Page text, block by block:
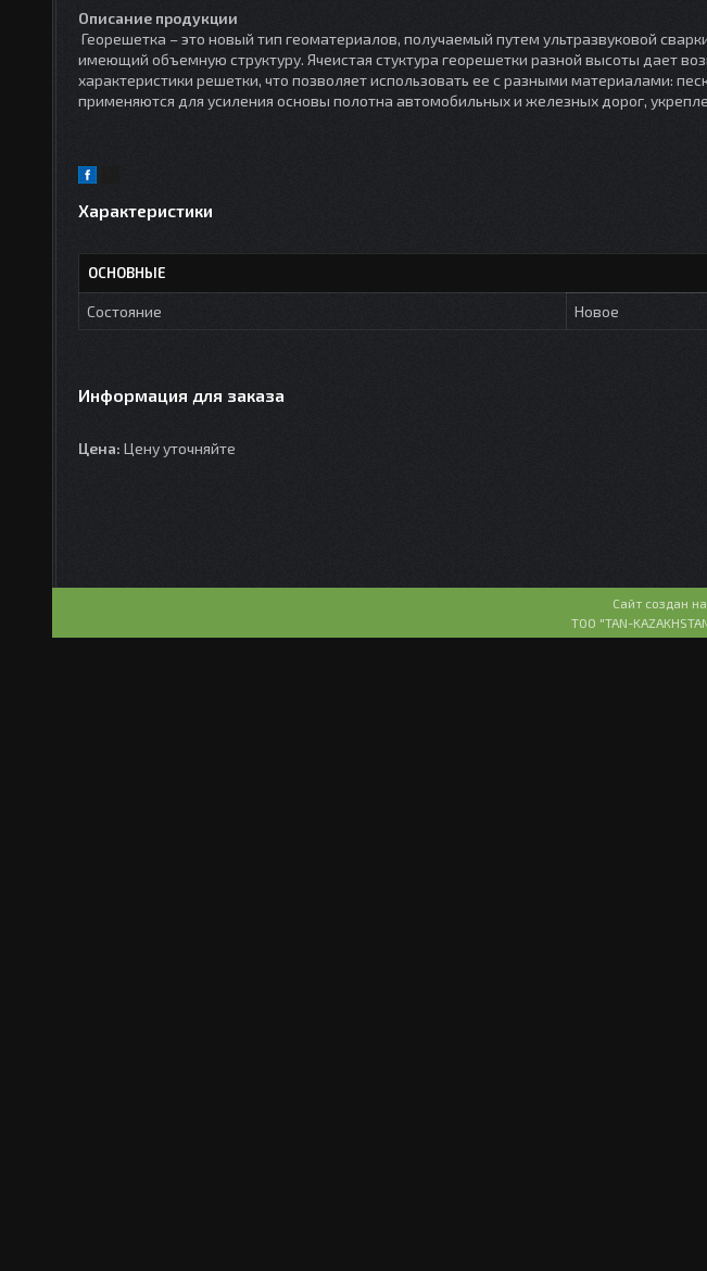
Описание продукции
Георешетка – это новый тип геоматериалов, получаемый путем ультразвуковой
имеющий объемную структуру. Ячеистая стуктура георешетки разной высоты дает
характеристики решетки, что позволяет использовать ее с разными материалами:
применяются для усиления основы полотна автомобильных и железных дорог,
Характеристики
ОСНОВНЫЕ
Состояние Новое
Информация для заказа
Цена: Цену уточняйте
Сайт создан